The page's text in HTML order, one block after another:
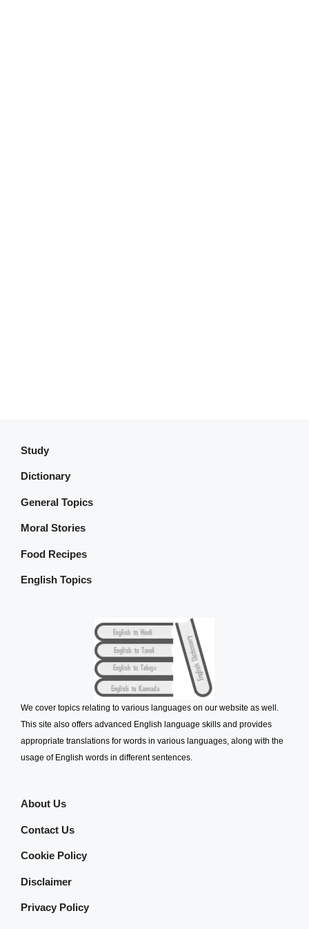
Study
Dictionary
General Topics
Moral Stories
Food Recipes
English Topics
We cover topics relating to various languages on our website as well.
This site also offers advanced English language skills and provides
appropriate translations for words in various languages, along with the
usage of English words in different sentences.
About Us
Contact Us
Cookie Policy
Disclaimer
Privacy Policy